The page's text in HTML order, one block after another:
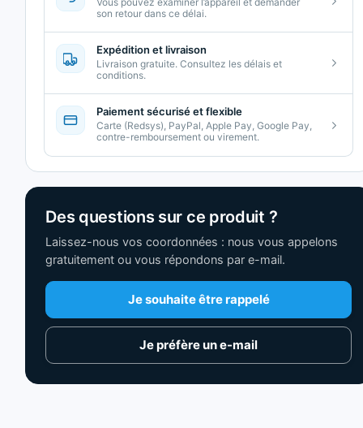
son retour dans ce délai.
Expédition et livraison
Livraison gratuite. Consultez les délais et
conditions.
Paiement sécurisé et flexible
Carte (Redsys), PayPal, Apple Pay, Google Pay,
contre-remboursement ou virement.
Des questions sur ce produit ?
Laissez-nous vos coordonnées : nous vous appelons
gratuitement ou vous répondons par e-mail.
Je souhaite être rappelé
Je préfère un e-mail